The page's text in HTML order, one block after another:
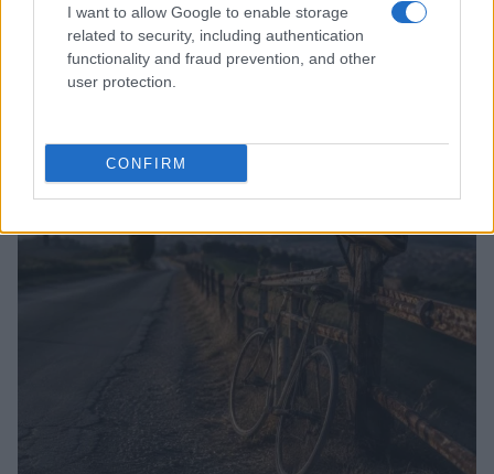
I want to allow Google to enable storage
related to security, including authentication
functionality and fraud prevention, and other
user protection.
CONFIRM
Alessandro Tassinari · 5 Ago 2026
FUORI PORTA